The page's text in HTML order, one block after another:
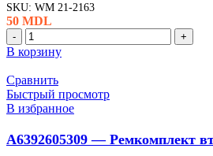
SKU: WM 21-2163
50 MDL
Количество
товара
A6318690024
-
Форсунка
омывателя
лобового
стекла,
Mercedes
В корзину
Сравнить
Быстрый просмотр
В избранное
A6392605309 — Ремкомплект